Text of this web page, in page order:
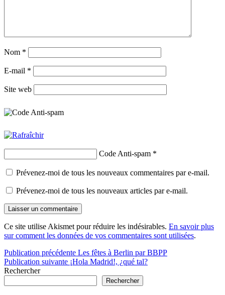
Nom *
E-mail *
Site web
Code Anti-spam *
Prévenez-moi de tous les nouveaux commentaires par e-mail.
Prévenez-moi de tous les nouveaux articles par e-mail.
Ce site utilise Akismet pour réduire les indésirables. En savoir plus
sur comment les données de vos commentaires sont utilisées.
Navigation
de
Publication précédente Les fêtes à Berlin par BBPP
Publication suivante ¡Hola Madrid!, ¿qué tal?
Rechercher
Rechercher